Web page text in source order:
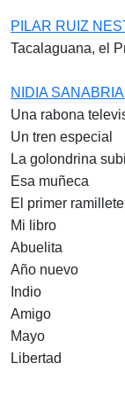
PILAR RUIZ
Tacalaguana, el
NIDIA
Una rabona
Un tren especial
La golondrina
Esa muñeca
El primer
Mi libro
Abuelita
Año nuevo
Indio
Amigo
Mayo
Libertad